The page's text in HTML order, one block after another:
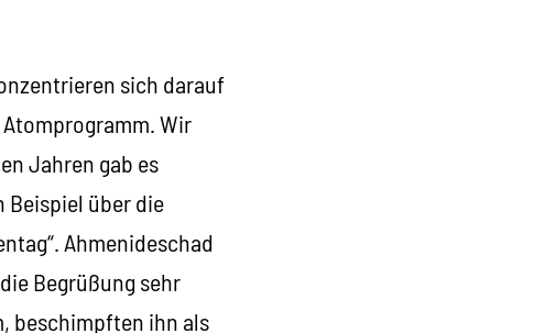
sich darauf
Wir
Jahren gab es
Beispiel über die
Ahmenideschad
Begrüßung sehr
beschimpften ihn als